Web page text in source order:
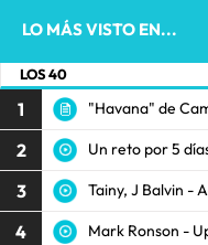
LO MÁS VISTO EN...
LOS 40
1 "Havana" de
2 Un reto por 5
3 Tainy, J Balvin -
4 Mark Ronson -